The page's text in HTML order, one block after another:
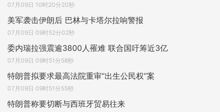
07月09日 10时20分20秒
美军袭击伊朗后 巴林与卡塔尔拉响警报
07月09日 09时52分02秒
委内瑞拉强震逾3800人罹难 联合国吁筹近3亿
07月09日 09时51分58秒
特朗普拟要求最高法院重审“出生公民权”案
07月09日 09时51分55秒
特朗普称要切断与西班牙贸易往来